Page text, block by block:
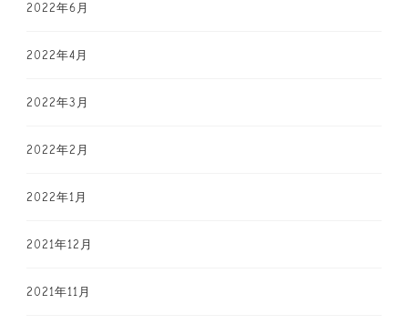
2022年6月
2022年4月
2022年3月
2022年2月
2022年1月
2021年12月
2021年11月